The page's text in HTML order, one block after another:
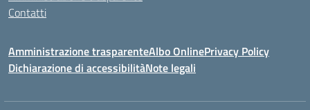
Contatti
Amministrazione trasparenteAlbo OnlinePrivacy Policy
Dichiarazione di accessibilitàNote legali